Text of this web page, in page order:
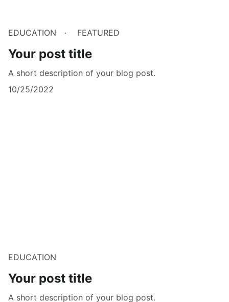
EDUCATION FEATURED
Your post title
A short description of your blog post.
10/25/2022
EDUCATION
Your post title
A short description of your blog post.